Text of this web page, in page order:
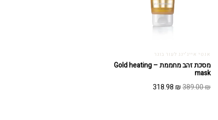
אנטי אייג'ינג לעור בוגר
מסכת זהב מחממת – Gold heating
mask
389.00₪
המחיר318.98 ₪
המחיר